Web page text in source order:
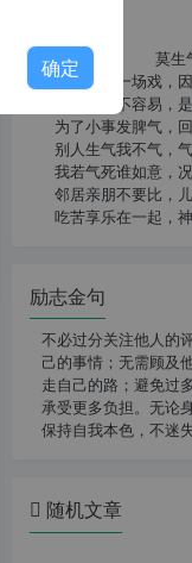
莫生
人生就像一场戏，
相扶到老不容易，
为了小事发脾气，
别人生气我不气，
我若气死谁如意，
邻居亲朋不要比，
吃苦享乐在一起，
励志金句
不必过分关注他人的
己的事情；无需顾及
走自己的路；避免过
承受更多负担。无论
保持自我本色，不迷
随机文章
确定